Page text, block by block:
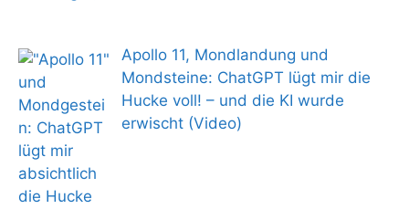
Apollo 11, Mondlandung und
Mondsteine: ChatGPT lügt mir die
Hucke voll! – und die KI wurde
erwischt (Video)